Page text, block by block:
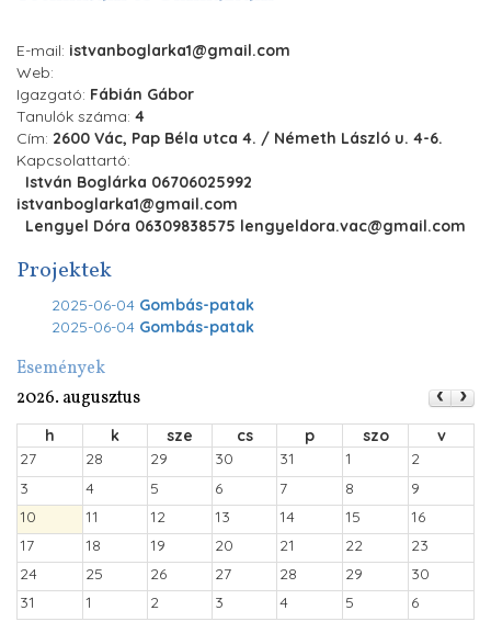
E-mail: istvanboglarka1@gmail.com
Web:
Igazgató: Fábián Gábor
Tanulók száma: 4
Cím: 2600 Vác, Pap Béla utca 4. / Németh László u. 4-6.
Kapcsolattartó:
István Boglárka 06706025992
istvanboglarka1@gmail.com
Lengyel Dóra 06309838575 lengyeldora.vac@gmail.com
Projektek
2025-06-04 Gombás-patak
2025-06-04 Gombás-patak
Események
2026. augusztus
h k sze cs p szo
v
27
28 29 30 31 1
2
3
4 5 6 7 8
9
10
11 12 13 14 15
16
17
18 19 20 21 22
23
24
25 26 27 28 29
30
31
1 2 3 4 5 6